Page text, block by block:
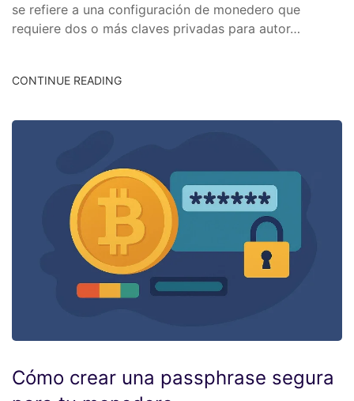
se refiere a una configuración de monedero que
requiere dos o más claves privadas para autor…
CONTINUE READING
Cómo crear una passphrase segura